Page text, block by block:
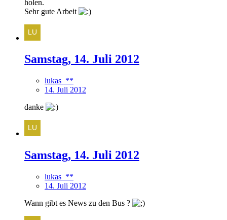
holen.
Sehr gute Arbeit
Samstag, 14. Juli 2012
lukas_**
14. Juli 2012
danke
Samstag, 14. Juli 2012
lukas_**
14. Juli 2012
Wann gibt es News zu den Bus ?